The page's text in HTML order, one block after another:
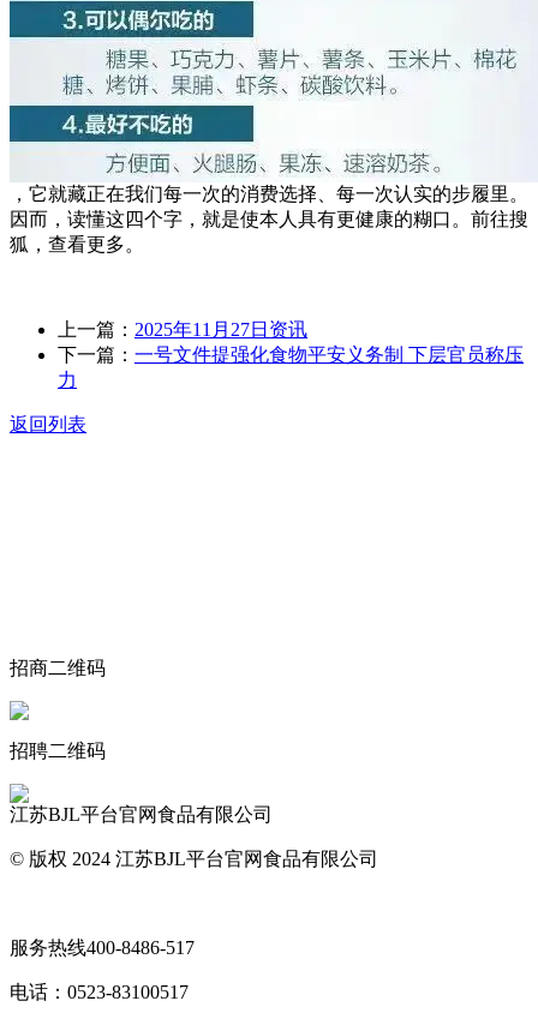
，它就藏正在我们每一次的消费选择、每一次认实的步履里。
因而，读懂这四个字，就是使本人具有更健康的糊口。前往搜
狐，查看更多。
上一篇： 2025年11月27日资讯
下一篇： 一号文件提强化食物平安义务制 下层官员称压
力
返回列表
招商二维码
招聘二维码
江苏BJL平台官网食品有限公司
© 版权 2024 江苏BJL平台官网食品有限公司
服务热线400-8486-517
电话： 0523-83100517